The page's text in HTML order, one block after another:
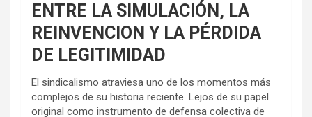
ENTRE LA SIMULACIÓN, LA
REINVENCION Y LA PÉRDIDA
DE LEGITIMIDAD
El sindicalismo atraviesa uno de los momentos más
complejos de su historia reciente. Lejos de su papel
original como instrumento de defensa colectiva de